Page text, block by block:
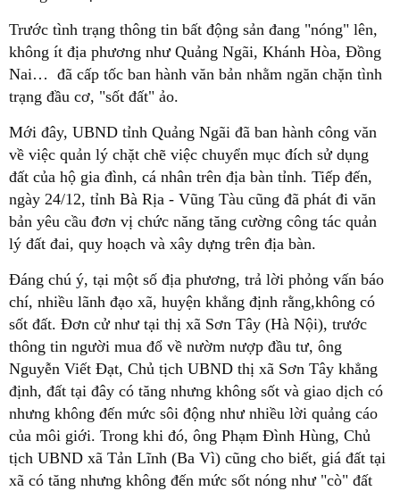
Trước tình trạng thông tin bất động sản đang "nóng" lên,
không ít địa phương như Quảng Ngãi, Khánh Hòa, Đồng
Nai… đã cấp tốc ban hành văn bản nhằm ngăn chặn tình
trạng đầu cơ, "sốt đất" ảo.
Mới đây, UBND tỉnh Quảng Ngãi đã ban hành công văn
về việc quản lý chặt chẽ việc chuyển mục đích sử dụng
đất của hộ gia đình, cá nhân trên địa bàn tỉnh. Tiếp đến,
ngày 24/12, tỉnh Bà Rịa - Vũng Tàu cũng đã phát đi văn
bản yêu cầu đơn vị chức năng tăng cường công tác quản
lý đất đai, quy hoạch và xây dựng trên địa bàn.
Đáng chú ý, tại một số địa phương, trả lời phỏng vấn báo
chí, nhiều lãnh đạo xã, huyện khẳng định rằng,không có
sốt đất. Đơn cử như tại thị xã Sơn Tây (Hà Nội), trước
thông tin người mua đổ về nườm nượp đầu tư, ông
Nguyễn Viết Đạt, Chủ tịch UBND thị xã Sơn Tây khẳng
định, đất tại đây có tăng nhưng không sốt và giao dịch có
nhưng không đến mức sôi động như nhiều lời quảng cáo
của môi giới. Trong khi đó, ông Phạm Đình Hùng, Chủ
tịch UBND xã Tản Lĩnh (Ba Vì) cũng cho biết, giá đất tại
xã có tăng nhưng không đến mức sốt nóng như "cò" đất